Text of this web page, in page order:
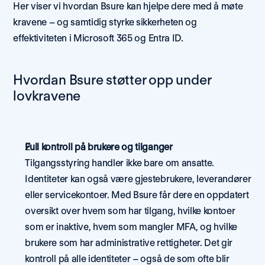
Her viser vi hvordan Bsure kan hjelpe dere med å møte
kravene – og samtidig styrke sikkerheten og
effektiviteten i Microsoft 365 og Entra ID.
Hvordan Bsure støtter opp under
lovkravene
Full kontroll på brukere og tilganger
Tilgangsstyring handler ikke bare om ansatte.
Identiteter kan også være gjestebrukere, leverandører
eller servicekontoer. Med Bsure får dere en oppdatert
oversikt over hvem som har tilgang, hvilke kontoer
som er inaktive, hvem som mangler MFA, og hvilke
brukere som har administrative rettigheter. Det gir
kontroll på alle identiteter – også de som ofte blir